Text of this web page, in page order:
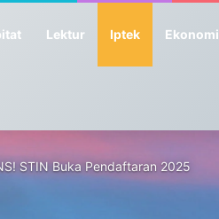
Lektur Iptek Ekonomi
STIN Buka Pendaftaran 2025